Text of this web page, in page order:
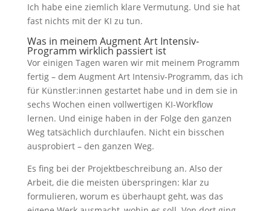
Ich habe eine ziemlich klare Vermutung. Und sie hat
fast nichts mit der KI zu tun.
Was in meinem Augment Art Intensiv-
Programm wirklich passiert ist
Vor einigen Tagen waren wir mit meinem Programm
fertig – dem Augment Art Intensiv-Programm, das ich
für Künstler:innen gestartet habe und in dem sie in
sechs Wochen einen vollwertigen KI-Workflow
lernen. Und einige haben in der Folge den ganzen
Weg tatsächlich durchlaufen. Nicht ein bisschen
ausprobiert – den ganzen Weg.
Es fing bei der Projektbeschreibung an. Also der
Arbeit, die die meisten überspringen: klar zu
formulieren, worum es überhaupt geht, was das